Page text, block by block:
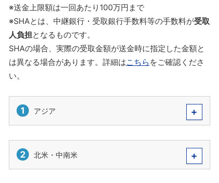
※送金上限額は一回あたり100万円まで
※SHAとは、中継銀行・受取銀行手数料等の手数料が受取
人負担となるものです。
SHAの場合、実際の受取金額が送金時に指定した金額と
は異なる場合があります。詳細はこちら をご確認くださ
い。
1 アジア
2 北米・中南米